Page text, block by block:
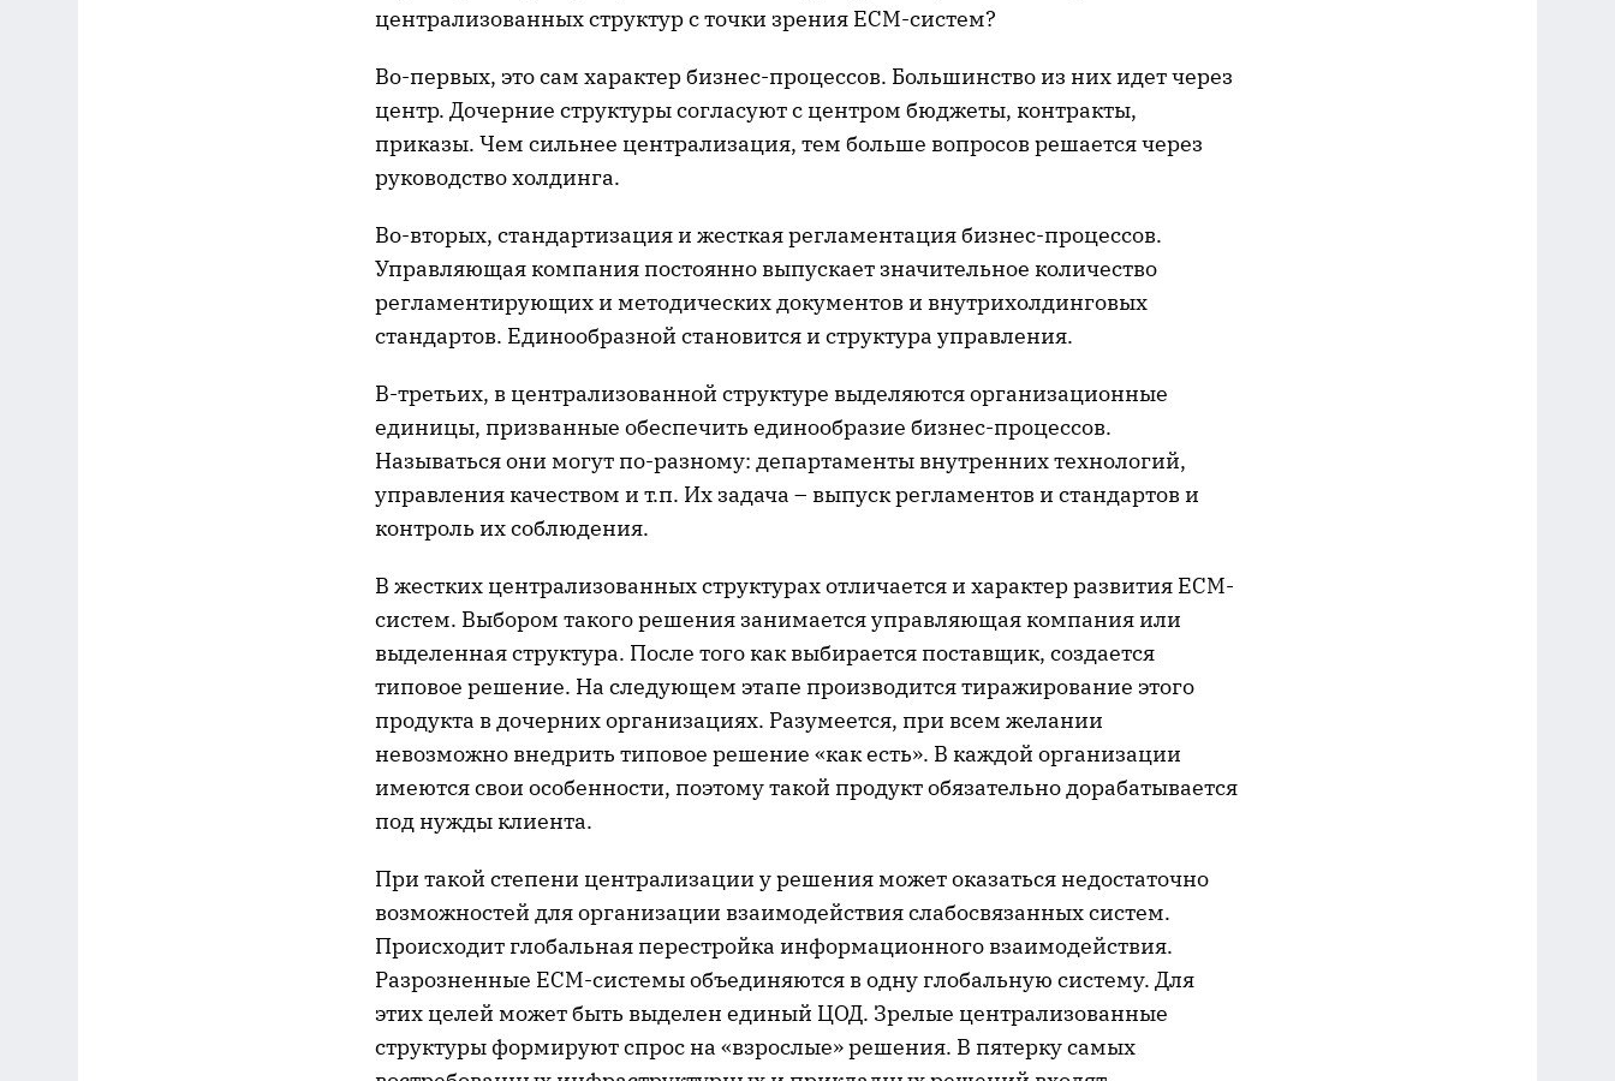
централизованных структур с точки зрения ECM-систем?
Во-первых, это сам характер бизнес-процессов. Большинство из них идет через
центр. Дочерние структуры согласуют с центром бюджеты, контракты,
приказы. Чем сильнее централизация, тем больше вопросов решается через
руководство холдинга.
Во-вторых, стандартизация и жесткая регламентация бизнес-процессов.
Управляющая компания постоянно выпускает значительное количество
регламентирующих и методических документов и внутрихолдинговых
стандартов. Единообразной становится и структура управления.
В-третьих, в централизованной структуре выделяются организационные
единицы, призванные обеспечить единообразие бизнес-процессов.
Называться они могут по-разному: департаменты внутренних технологий,
управления качеством и т.п. Их задача – выпуск регламентов и стандартов и
контроль их соблюдения.
В жестких централизованных структурах отличается и характер развития ECM-
систем. Выбором такого решения занимается управляющая компания или
выделенная структура. После того как выбирается поставщик, создается
типовое решение. На следующем этапе производится тиражирование этого
продукта в дочерних организациях. Разумеется, при всем желании
невозможно внедрить типовое решение «как есть». В каждой организации
имеются свои особенности, поэтому такой продукт обязательно дорабатывается
под нужды клиента.
При такой степени централизации у решения может оказаться недостаточно
возможностей для организации взаимодействия слабосвязанных систем.
Происходит глобальная перестройка информационного взаимодействия.
Разрозненные ECM-системы объединяются в одну глобальную систему. Для
этих целей может быть выделен единый ЦОД. Зрелые централизованные
структуры формируют спрос на «взрослые» решения. В пятерку самых